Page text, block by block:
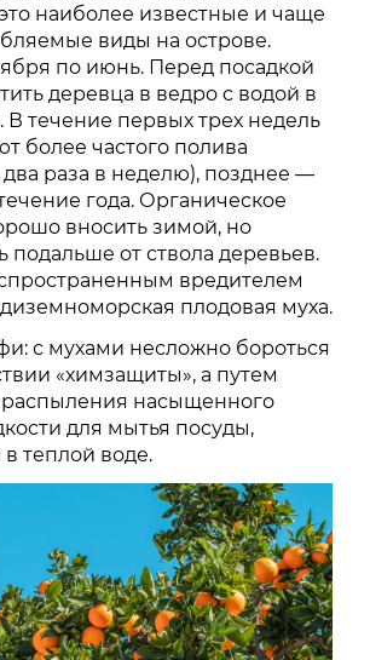
наиболее известные и чаще
виды на острове.
по июнь. Перед посадкой
деревца в ведро с водой в
В течение первых трех недель
более частого полива
раза в неделю), позднее —
года. Органическое
вносить зимой, но
подальше от ствола деревьев.
вредителем
плодовая муха.
с мухами несложно бороться
«химзащиты», а путем
распыления насыщенного
для мытья посуды,
теплой воде.